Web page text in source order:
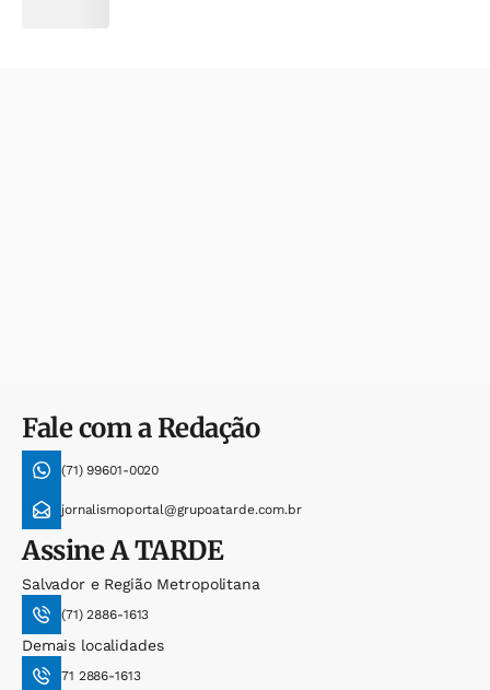
Fale com a Redação
(71) 99601-0020
jornalismoportal@grupoatarde.com.br
AssineA TARDE
Salvador e Região Metropolitana
(71) 2886-1613
Demais localidades
71 2886-1613